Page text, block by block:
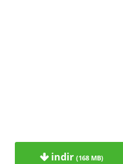
indir(168 MB)